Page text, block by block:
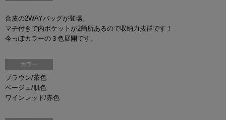
合皮の2WAYバッグが登場。
マチ付きで内ポケットが2箇所あるので収納力抜群です！
今っぽカラーの３色展開です。
カラー
ブラウン/茶色
ベージュ/肌色
ワインレッド/赤色